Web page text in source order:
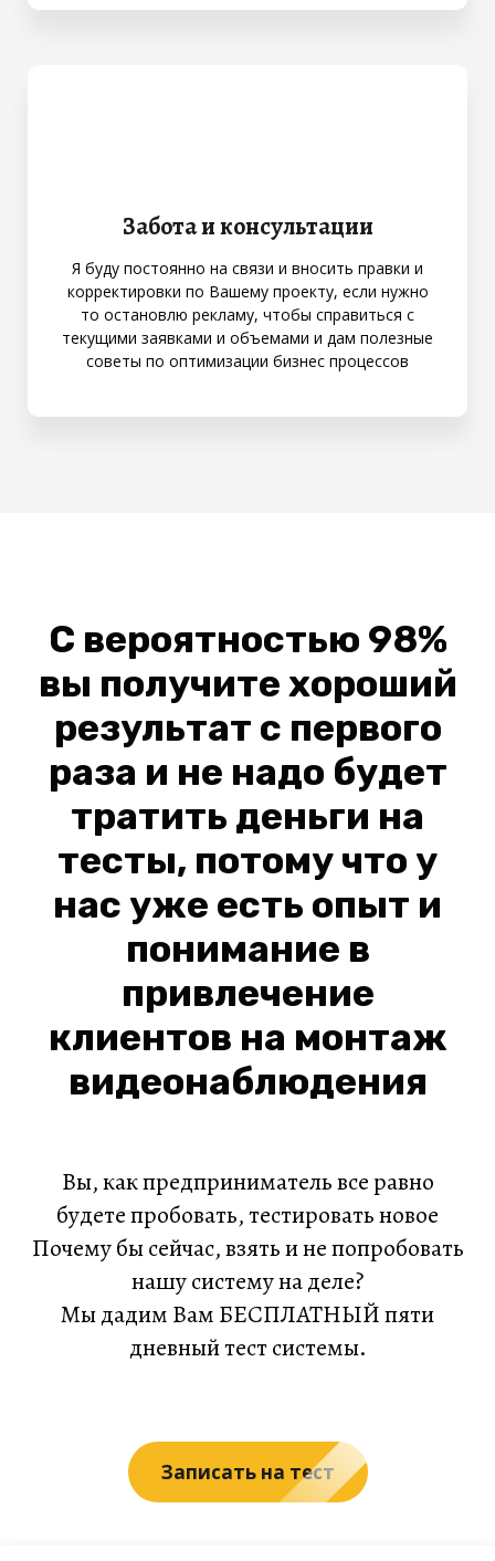
Забота и консультации
Я буду постоянно на связи и вносить правки и
корректировки по Вашему проекту, если нужно
то остановлю рекламу, чтобы справиться с
текущими заявками и объемами и дам полезные
советы по оптимизации бизнес процессов
С вероятностью 98%
вы получите хороший
результат с первого
раза и не надо будет
тратить деньги на
тесты, потому что у
нас уже есть опыт и
понимание в
привлечение
клиентов на монтаж
видеонаблюдения
Вы, как предприниматель все равно
будете пробовать, тестировать новое
Почему бы сейчас, взять и не попробовать
нашу систему на деле?
Мы дадим Вам БЕСПЛАТНЫЙ пяти
дневный тест системы.
Записать на тест